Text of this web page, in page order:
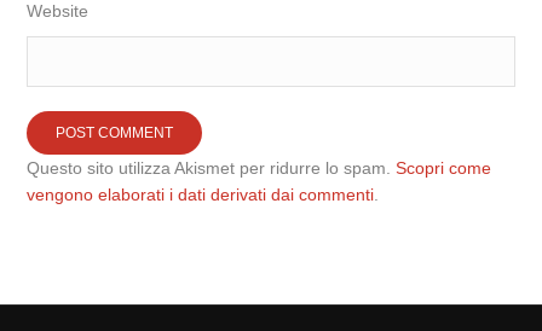
Website
Questo sito utilizza Akismet per ridurre lo spam.Scopri come
vengono elaborati i dati derivati dai commenti